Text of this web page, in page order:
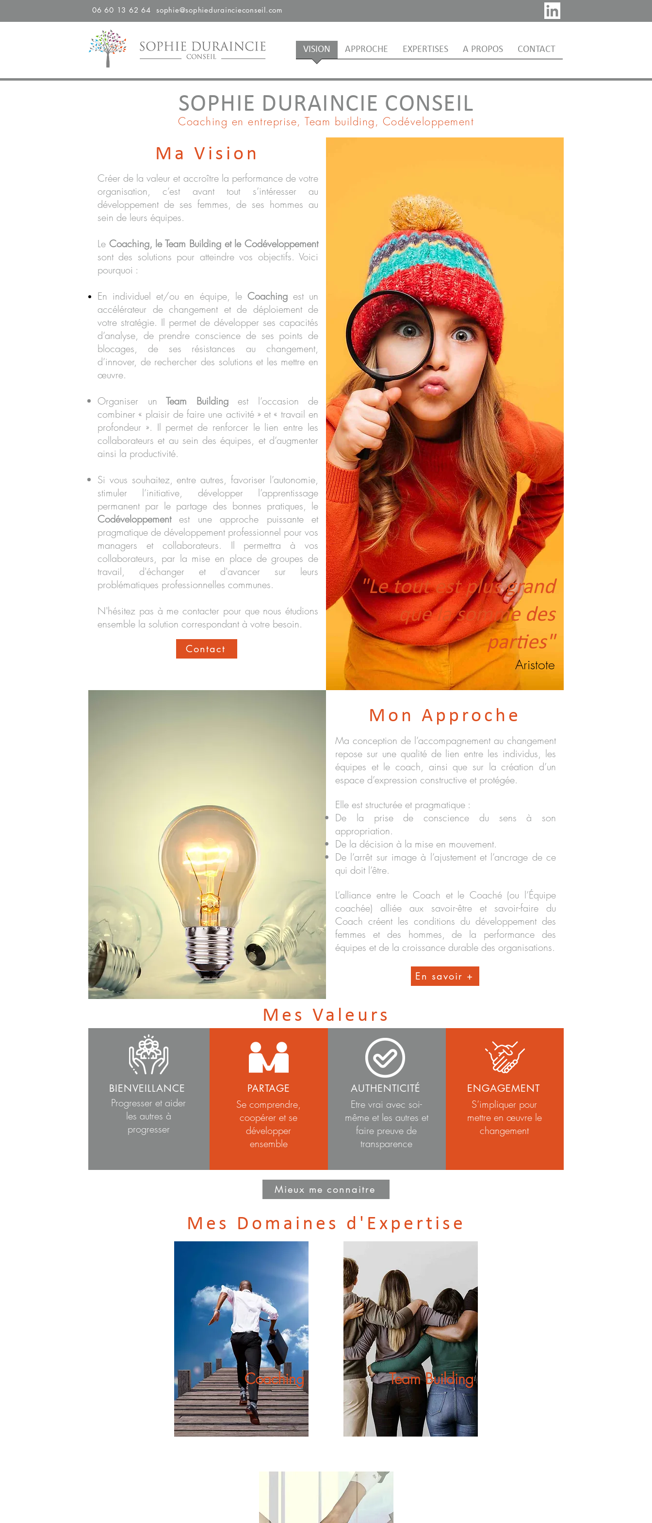
06 60 13 62 64 sophie@sophieduraincieconseil.com
VISION APPROCHE EXPERTISES A PROPOS CONTACT
SOPHIE DURAINCIE CONSEIL
Coaching en entreprise, Team building, Codéveloppement
Ma Vision
Créer de la valeur et accroître la performance de votre
organisation, c’est avant tout s’intéresser au
développement de ses femmes, de ses hommes au
sein de leurs équipes.
Le Coaching, le Team Building et le Codéveloppement
sont des solutions pour atteindre vos objectifs. Voici
pourquoi :
En individuel et/ou en équipe, le Coachingest un
accélérateur de changement et de déploiement de
votre stratégie. Il permet de développer ses capacités
d’analyse, de prendre conscience de ses points de
blocages, de ses résistances au changement,
d’innover, de rechercher des solutions et les mettre en
œuvre.
Organiser un Team Buildingest l’occasion de
combiner « plaisir de faire une activité » et « travail en
profondeur ». Il permet de renforcer le lien entre les
collaborateurs et au sein des équipes, et d’augmenter
ainsi la productivité.
Si vous souhaitez, entre autres, favoriser l’autonomie,
stimuler l’initiative, développer l’apprentissage
permanent par le partage des bonnes pratiques, le
Codéveloppementest une approche puissante et
pragmatique de développement professionnel pour vos
managers et collaborateurs. Il permettra à vos
collaborateurs, par la mise en place de groupes de
travail, d'échanger et d'avancer sur leurs
problématiques professionnelles communes.
N'hésitez pas à me contacter pour que nous étudions
ensemble la solution correspondant à votre besoin.
Contact
"Le tout est plus grand
que la somme des
parties"
Aristote
Mon Approche
Ma conception de l’accompagnement au changement
repose sur une qualité de lien entre les individus, les
équipes et le coach, ainsi que sur la création d’un
espace d’expression constructive et protégée.
Elle est structurée et pragmatique :
De la prise de conscience du sens à son
appropriation.
De la décision à la mise en mouvement.
De l’arrêt sur image à l’ajustement et l’ancrage de ce
qui doit l’être.
L’alliance entre le Coach et le Coaché (ou l’Équipe
coachée) alliée aux savoir-être et savoir-faire du
Coach créent les conditions du développement des
femmes et des hommes, de la performance des
équipes et de la croissance durable des organisations.
En savoir +
Mes Valeurs
Progresser et aider
les autres à
progresser
PARTAGE
Se comprendre,
coopérer et se
développer
ensemble
AUTHENTICITÉ
Etre vrai avec soi-
même et les autres et
faire preuve de
transparence
ENGAGEMENT
S’impliquer pour
mettre en œuvre le
changement
BIENVEILLANCE
Mieux me connaitre
Mes Domaines d'Expertise
Coaching Team Building